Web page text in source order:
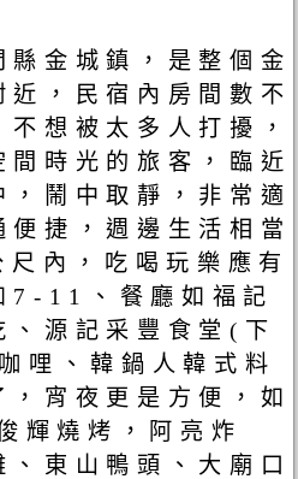
縣金城鎮，是整個金
近，民宿內房間數不
想被太多人打擾，
間時光的旅客，臨近
，鬧中取靜，非常適
便捷，週邊生活相當
內，吃喝玩樂應有
7-11、餐廳如福記
、源記采豐食堂(下
哩、韓鍋人韓式料
宵夜更是方便，如
輝燒烤，阿亮炸
東山鴨頭、大廟口